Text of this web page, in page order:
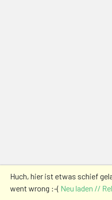
Huch, hier ist etwas schief
went wrong :-( Neu laden //